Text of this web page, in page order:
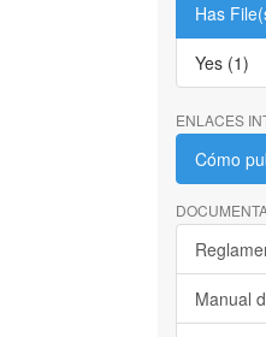
Has
Yes (1)
ENLACES
Cómo
Manual